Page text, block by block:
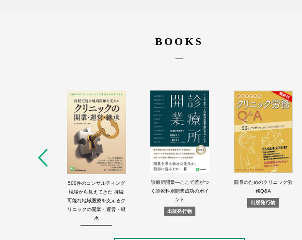
BOOKS
500件のコンサルティング
現場から見えてきた 持続
可能な地域医療を支えるク
リニックの開業・運営・継
承
診療所開業―ここで差がつ
く診療科別開業成功のポイ
ント
出版発行物
院長のためのクリニック労
務Q&A
出版発行物
2nd Stage Vol.3 2nd Stage Vol.2 2nd